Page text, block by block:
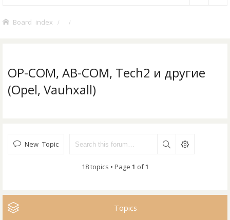
Board index
OP-COM, AB-COM, Tech2 и другие
(Opel, Vauhxall)
New Topic
18 topics • Page 1 of1
Topics